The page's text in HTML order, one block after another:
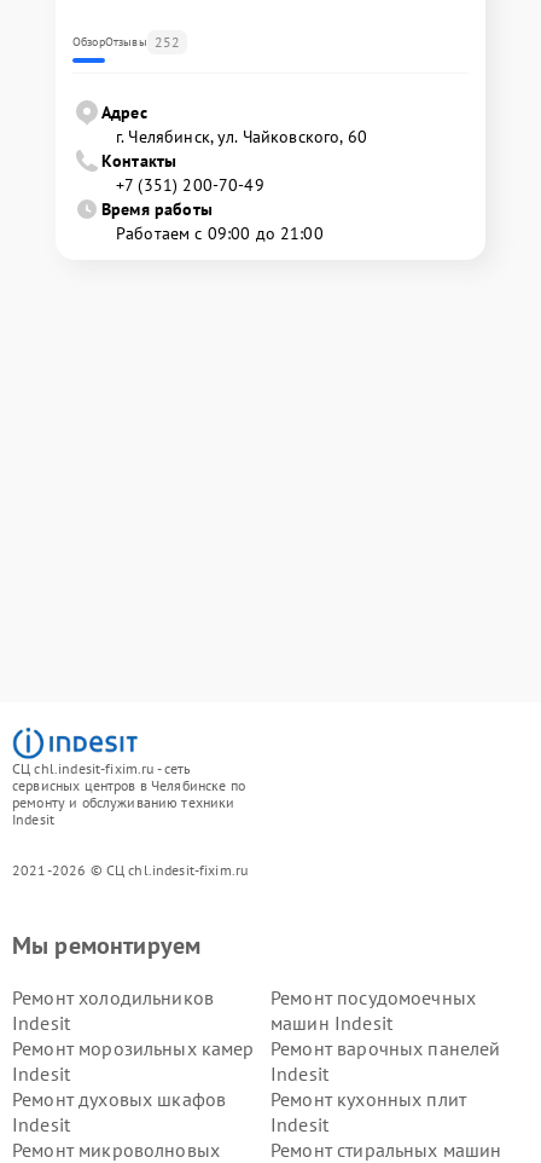
ОбзорОтзывы 252
Адрес
г. Челябинск, ул. Чайковского, 60
Контакты
+7 (351) 200-70-49
Время работы
Работаем с 09:00 до 21:00
СЦ chl.indesit-fixim.ru - сеть
сервисных центров в Челябинске по
ремонту и обслуживанию техники
Indesit
2021-2026 © СЦ chl.indesit-fixim.ru
Мы ремонтируем
Ремонт холодильников
Indesit
Ремонт посудомоечных
машин Indesit
Ремонт морозильных камер
Indesit
Ремонт варочных панелей
Indesit
Ремонт духовых шкафов
Indesit
Ремонт кухонных плит
Indesit
Ремонт микроволновых
Ремонт стиральных машин